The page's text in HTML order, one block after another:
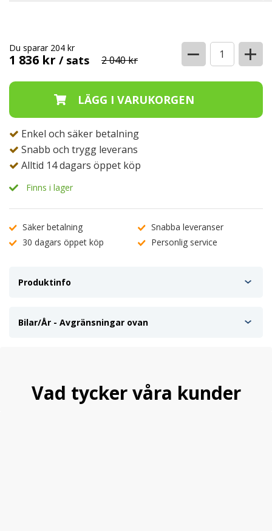
1 836 kr / sats 2 040 kr
Du sparar 204 kr − +
Enkel och säker betalning
Snabb och trygg leverans
Alltid 14 dagars öppet köp
Finns i lager
Säker betalning
Snabba leveranser
30 dagars öppet köp
Personlig service
Produktinfo
Bilar/År - Avgränsningar ovan
Vad tycker våra kunder